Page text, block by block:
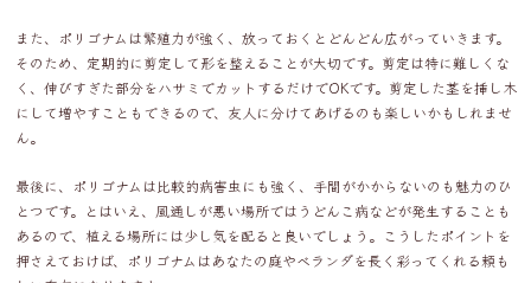
また、ポリゴナムは繁殖力が強く、放っておくとどんどん広がっていきます。
そのため、定期的に剪定して形を整えることが大切です。剪定は特に難しくな
く、伸びすぎた部分をハサミでカットするだけでOKです。剪定した茎を挿し木
にして増やすこともできるので、友人に分けてあげるのも楽しいかもしれませ
ん。
最後に、ポリゴナムは比較的病害虫にも強く、手間がかからないのも魅力のひ
とつです。とはいえ、風通しが悪い場所ではうどんこ病などが発生することも
あるので、植える場所には少し気を配ると良いでしょう。こうしたポイントを
押さえておけば、ポリゴナムはあなたの庭やベランダを長く彩ってくれる頼も